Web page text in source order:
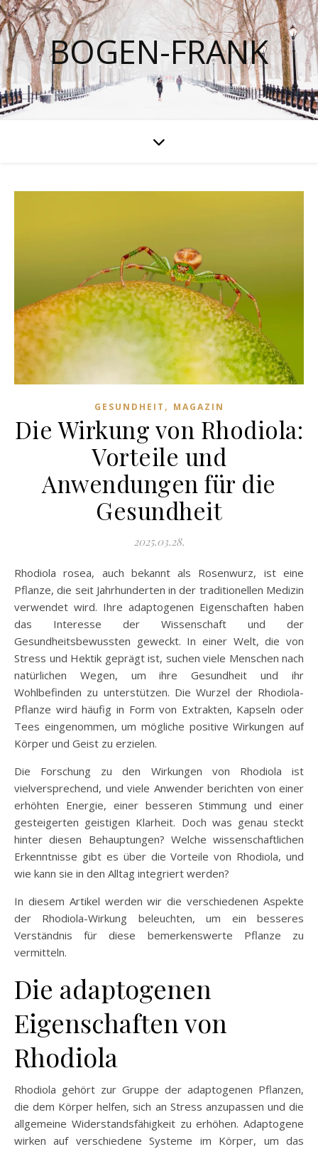
BOGEN-FRANK
GESUNDHEIT , MAGAZIN
Die Wirkung von Rhodiola:
Vorteile und
Anwendungen für die
Gesundheit
2025.03.28.
Rhodiola rosea, auch bekannt als Rosenwurz, ist eine
Pflanze, die seit Jahrhunderten in der traditionellen Medizin
verwendet wird. Ihre adaptogenen Eigenschaften haben
das Interesse der Wissenschaft und der
Gesundheitsbewussten geweckt. In einer Welt, die von
Stress und Hektik geprägt ist, suchen viele Menschen nach
natürlichen Wegen, um ihre Gesundheit und ihr
Wohlbefinden zu unterstützen. Die Wurzel der Rhodiola-
Pflanze wird häufig in Form von Extrakten, Kapseln oder
Tees eingenommen, um mögliche positive Wirkungen auf
Körper und Geist zu erzielen.
Die Forschung zu den Wirkungen von Rhodiola ist
vielversprechend, und viele Anwender berichten von einer
erhöhten Energie, einer besseren Stimmung und einer
gesteigerten geistigen Klarheit. Doch was genau steckt
hinter diesen Behauptungen? Welche wissenschaftlichen
Erkenntnisse gibt es über die Vorteile von Rhodiola, und
wie kann sie in den Alltag integriert werden?
In diesem Artikel werden wir die verschiedenen Aspekte
der Rhodiola-Wirkung beleuchten, um ein besseres
Verständnis für diese bemerkenswerte Pflanze zu
vermitteln.
Die adaptogenen
Eigenschaften von
Rhodiola
Rhodiola gehört zur Gruppe der adaptogenen Pflanzen,
die dem Körper helfen, sich an Stress anzupassen und die
allgemeine Widerstandsfähigkeit zu erhöhen. Adaptogene
wirken auf verschiedene Systeme im Körper, um das